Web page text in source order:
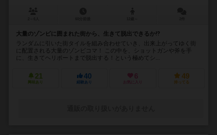
大量のゾンビに囲まれた街から、生きて脱出できるか⁉︎
ランダムに引いた街タイルを組み合わせていき、出来上がってゆく街
に配置される大量のゾンビコマ！ この中を、ショットガンや斧を手
に、生きてヘリポートまで脱出する！という極めてシ...
21
興味あり
40
経験あり
6
お気に入り
49
持ってる